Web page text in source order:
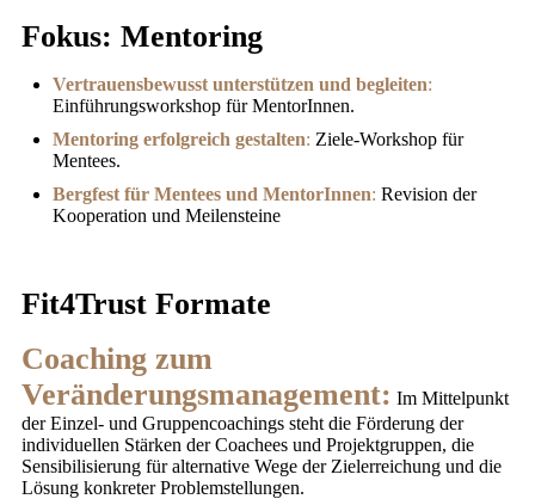
Fokus: Mentoring
Vertrauensbewusst unterstützen und begleiten:
Einführungsworkshop für MentorInnen.
Mentoring erfolgreich gestalten: Ziele-Workshop für
Mentees.
Bergfest für Mentees und MentorInnen: Revision der
Kooperation und Meilensteine
Fit4Trust Formate
Coaching zum
Veränderungsmanagement: Im Mittelpunkt
der Einzel- und Gruppencoachings steht die Förderung der
individuellen Stärken der Coachees und Projektgruppen, die
Sensibilisierung für alternative Wege der Zielerreichung und die
Lösung konkreter Problemstellungen.